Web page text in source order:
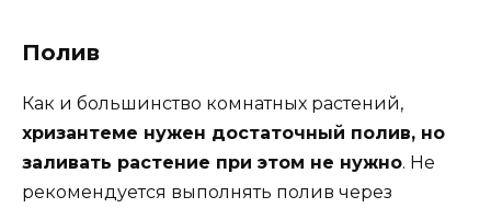
Полив
Как и большинство комнатных растений,
хризантеме нужен достаточный полив, но
заливать растение при этом не нужно. Не
рекомендуется выполнять полив через